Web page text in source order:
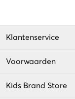
Klantenservice
Voorwaarden
Kids Brand Store